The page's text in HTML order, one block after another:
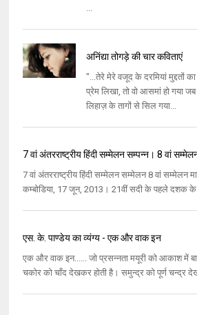
...
अनिंद्या तोगड़े की चार कविताएं
"...तेरे मेरे वजूद के दरमियां मुद्दतों
प्रेम लिखा, तो वो आसमां हो गया
लिहाज़ के तागों से सिल गया...
7 वां अंतरराष्ट्रीय हिंदी सम्मेलन सम्पन्न। 8 वां
7 वां अंतरराष्ट्रीय हिंदी सम्मेलन सम्मेलन 8 वां सम्मेलन
कम्बोडिया, 17 जून, 2013। 21वीं सदी के पहले दशक के
एस. के. पाण्डेय का व्यंग्य - एक और वाक इन
एक और वाक इन...... जो प्रसन्नता मयूरी को आकाश में
चकोर को चाँद देखकर होती है। समुन्द्र को पूर्ण चन्द्र